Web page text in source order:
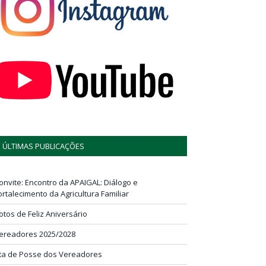
ÚLTIMAS PUBLICAÇÕES
Encontro da APAIGAL: Diálogo e
da Agricultura Familiar
de Feliz Aniversário
2025/2028
de Posse dos Vereadores